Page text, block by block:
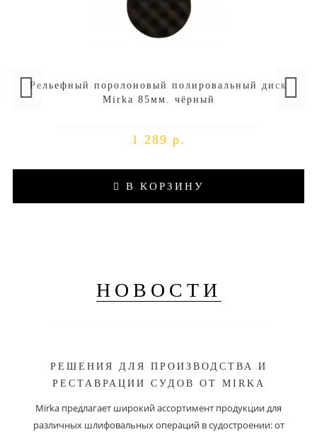
Рельефный поролоновый полировальный диск
Mirka 85мм. чёрный
1 289 р.
В КОРЗИНУ
НОВОСТИ
РЕШЕНИЯ ДЛЯ ПРОИЗВОДСТВА И
РЕСТАВРАЦИИ СУДОВ ОТ MIRKA
Mirka предлагает широкий ассортимент продукции для
различных шлифовальных операций в судостроении: от